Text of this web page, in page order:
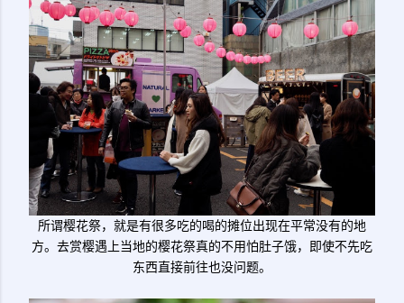
所谓樱花祭，就是有很多吃的喝的摊位出现在平常没有的地
方。去赏樱遇上当地的樱花祭真的不用怕肚子饿，即使不先吃
东西直接前往也没问题。